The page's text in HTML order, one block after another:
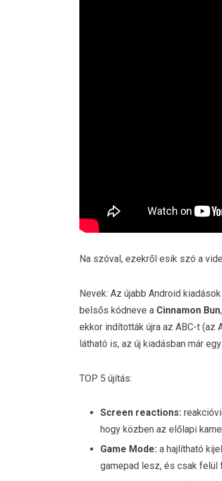
Na szóval, ezekről esik szó a
Nevek: Az újabb Android
belsős kódneve a Cinnamon Bun
ekkor indították újra az ABC-t (az
látható is, az új kiadásban már
TOP 5 újítás:
Screen reactions:
hogy közben az előlapi
Game Mode: a hajlítható
gamepad lesz, és csak felül